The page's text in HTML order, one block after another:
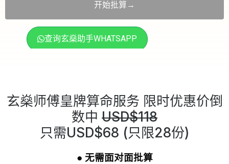
开始批算→
查询玄燊助手WHATSAPP
玄燊师傅皇牌算命服务 限时优惠价倒
数中 USD$118
只需USD$68 (只限28份)
● 无需面对面批算